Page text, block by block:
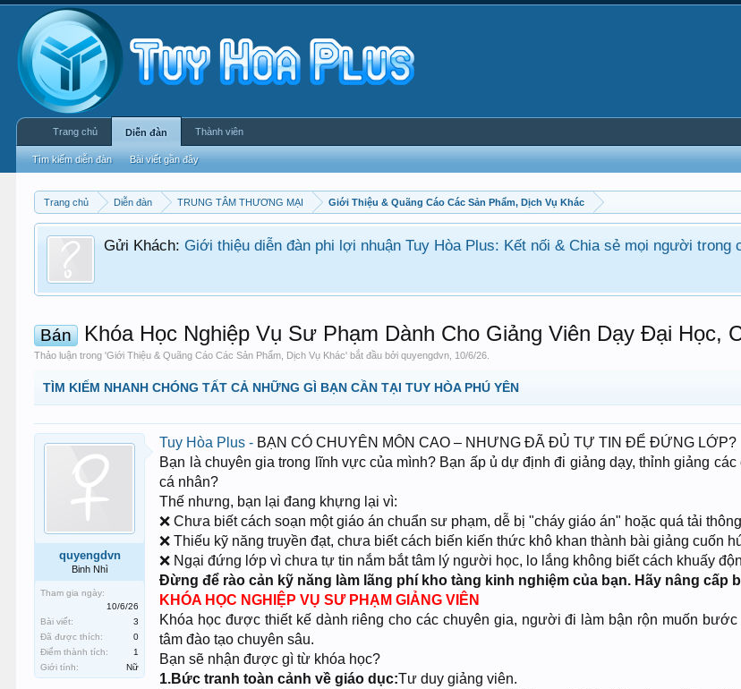
Trang chủ Diễn đàn TRUNG TÂM THƯƠNG MẠI Giới Thiệu & Quãng Cáo Các Sản Phẩm, Dịch Vụ Khác
Gửi Khách:Giới thiệu diễn đàn phi lợi nhuận Tuy Hòa Plus: Kết nối & Chia sẻ mọi người trong
Bán Khóa Học Nghiệp Vụ Sư Phạm Dành Cho Giảng Viên Dạy Đại Học,
Thảo luận trong 'Giới Thiệu & Quãng Cáo Các Sản Phẩm, Dịch Vụ Khác' bắt đầu bởiquyengdvn 10/6/26
TÌM KIẾM NHANH CHÓNG TẤT CẢ NHỮNG GÌ BẠN CẦN TẠI TUY HÒA PHÚ YÊN
quyengdvn
Binh Nhì
Tham gia ngày:
10/6/26
Bài viết:
3
Đã được thích:
0
Điểm thành tích:
1
Giới tính:
Nữ
Tuy Hòa Plus - BẠN CÓ CHUYÊN MÔN CAO – NHƯNG ĐÃ ĐỦ TỰ TIN ĐỂ ĐỨNG LỚP?
Bạn là chuyên gia trong lĩnh vực của mình? Bạn ấp ủ dự định đi giảng dạy, thỉnh giảng
cá nhân?
Thế nhưng, bạn lại đang khựng lại vì:
❌ Chưa biết cách soạn một giáo án chuẩn sư phạm, dễ bị "cháy giáo án" hoặc quá tải
❌ Thiếu kỹ năng truyền đạt, chưa biết cách biến kiến thức khô khan thành bài giảng cuốn
❌ Ngại đứng lớp vì chưa tự tin nắm bắt tâm lý người học, lo lắng không biết cách khuấy
Đừng để rào cản kỹ năng làm lãng phí kho tàng kinh nghiệm của bạn. Hãy nâng cấp
KHÓA HỌC NGHIỆP VỤ SƯ PHẠM GIẢNG VIÊN
Khóa học được thiết kế dành riêng cho các chuyên gia, người đi làm bận rộn muốn
tâm đào tạo chuyên sâu.
Bạn sẽ nhận được gì từ khóa học?
1.Bức tranh toàn cảnh về giáo dục:Tư duy giảng viên.
Trang chủ Diễn đàn
Tìm kiếm diễn đàn Bài viết gần đây
Thành viên